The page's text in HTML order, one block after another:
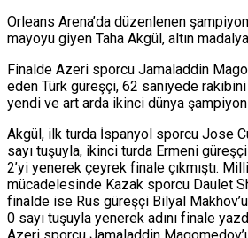
Orleans Arena’da düzenlenen
mayoyu giyen Taha Akgül, altın
Finalde Azeri sporcu Jamaladdin
eden Türk güreşçi, 62 saniyede
yendi ve art arda ikinci dünya
Akgül, ilk turda İspanyol sporcu Jose
sayı tuşuyla, ikinci turda Ermeni
2’yi yenerek çeyrek finale çıkmıştı.
mücadelesinde Kazak sporcu Daulet
finalde ise Rus güreşçi Bilyal
0 sayı tuşuyla yenerek adını finale